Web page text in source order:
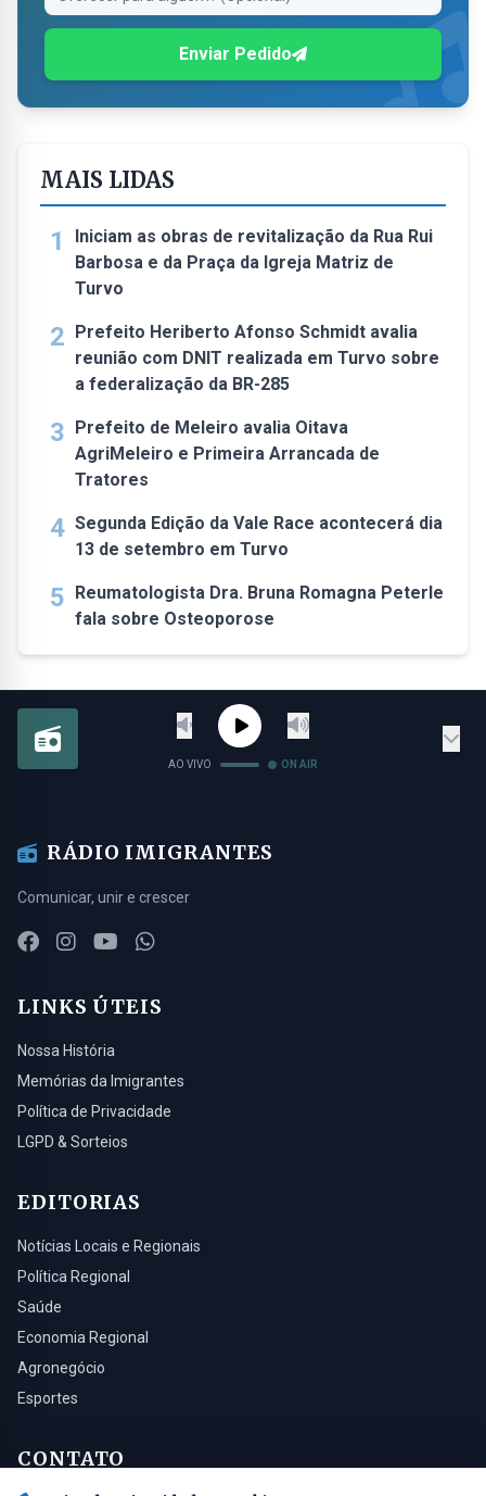
Enviar Pedido
MAIS LIDAS
1
Iniciam as obras de revitalização da Rua Rui
Barbosa e da Praça da Igreja Matriz de
Turvo
2 Prefeito Heriberto Afonso Schmidt avalia
reunião com DNIT realizada em Turvo sobre
a federalização da BR-285
3 Prefeito de Meleiro avalia Oitava
AgriMeleiro e Primeira Arrancada de
Tratores
4 Segunda Edição da Vale Race acontecerá dia
13 de setembro em Turvo
5 Reumatologista Dra. Bruna Romagna Peterle
fala sobre Osteoporose
AO VIVO ON AIR
RÁDIO IMIGRANTES
Comunicar, unir e crescer
LINKS ÚTEIS
Nossa História
Memórias da Imigrantes
Política de Privacidade
LGPD & Sorteios
EDITORIAS
Notícias Locais e Regionais
Política Regional
Saúde
Economia Regional
Agronegócio
Esportes
CONTATO